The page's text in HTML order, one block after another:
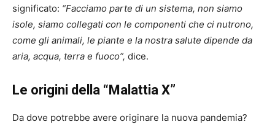
significato: “Facciamo parte di un sistema, non siamo
isole, siamo collegati con le componenti che ci nutrono,
come gli animali, le piante e la nostra salute dipende da
aria, acqua, terra e fuoco”, dice.
Le origini della “Malattia X”
Da dove potrebbe avere originare la nuova pandemia?